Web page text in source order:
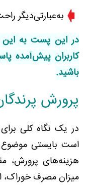
به‌عبارتی‌دیگر
در این پست به این
کاربران پیش‌آمده
باشید.
پرورش
در یک نگاه کلی
است بایستی موضوع
هزینه‌های پرورش،
میزان مصرف خوراک،